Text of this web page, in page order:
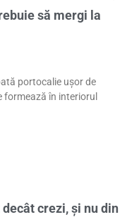
să mergi la
portocalie ușor de
formează în interiorul
crezi, și nu din